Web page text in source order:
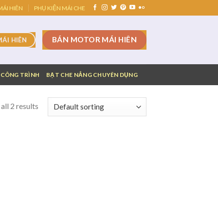
HIÊN PHỤ KIỆN MÁI CHE
HIÊN BÁN MOTOR MÁI HIÊN
TRÌNH BẠT CHE NẮNG CHUYÊN DỤNG
2 results